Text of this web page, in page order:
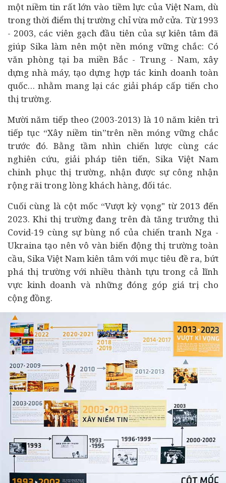
một niềm tin rất lớn vào tiềm lực của Việt Nam, dù
trong thời điểm thị trường chỉ vừa mở cửa. Từ 1993
- 2003, các viên gạch đầu tiên của sự kiên tâm đã
giúp Sika làm nên một nền móng vững chắc: Có
văn phòng tại ba miền Bắc - Trung - Nam, xây
dựng nhà máy, tạo dựng hợp tác kinh doanh toàn
quốc… nhằm mang lại các giải pháp cấp tiến cho
thị trường.
Mười năm tiếp theo (2003-2013) là 10 năm kiên trì
tiếp tục “Xây niềm tin”trên nền móng vững chắc
trước đó. Bằng tầm nhìn chiến lược cùng các
nghiên cứu, giải pháp tiên tiến, Sika Việt Nam
chinh phục thị trường, nhận được sự công nhận
rộng rãi trong lòng khách hàng, đối tác.
Cuối cùng là cột mốc “Vượt kỳ vọng" từ 2013 đến
2023. Khi thị trường đang trên đà tăng trưởng thì
Covid-19 cùng sự bùng nổ của chiến tranh Nga -
Ukraina tạo nên vô vàn biến động thị trường toàn
cầu, Sika Việt Nam kiên tâm với mục tiêu đề ra, bứt
phá thị trường với nhiều thành tựu trong cả lĩnh
vực kinh doanh và những đóng góp giá trị cho
cộng đồng.